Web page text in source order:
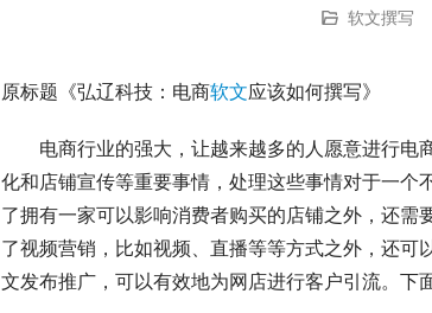
软文撰写
原标题《弘辽科技：电商软文应该如何撰写》
电商行业的强大，让越来越多的人愿意进行电
化和店铺宣传等重要事情，处理这些事情对于一
了拥有一家可以影响消费者购买的店铺之外，还
了视频营销，比如视频、直播等等方式之外，还可
文发布推广，可以有效地为网店进行客户引流。下